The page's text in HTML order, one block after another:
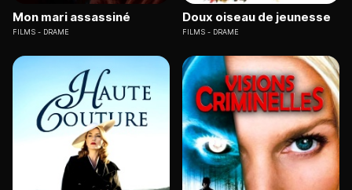
Mon mari assassiné
FILMS DRAME
Doux oiseau de jeunesse
FILMS DRAME